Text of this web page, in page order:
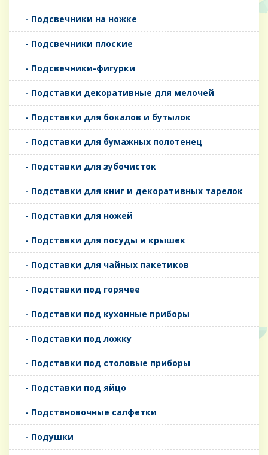
- Подсвечники на ножке
- Подсвечники плоские
- Подсвечники-фигурки
- Подставки декоративные для мелочей
- Подставки для бокалов и бутылок
- Подставки для бумажных полотенец
- Подставки для зубочисток
- Подставки для книг и декоративных тарелок
- Подставки для ножей
- Подставки для посуды и крышек
- Подставки для чайных пакетиков
- Подставки под горячее
- Подставки под кухонные приборы
- Подставки под ложку
- Подставки под столовые приборы
- Подставки под яйцо
- Подстановочные салфетки
- Подушки